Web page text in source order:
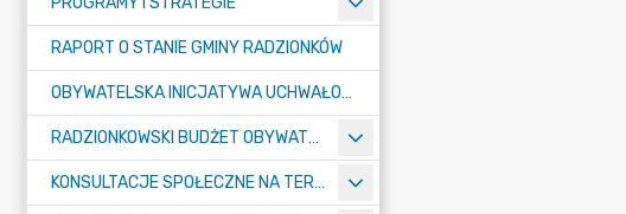
RAPORT O STANIE GMINY RADZIONKÓW
OBYWATELSKA INICJATYWA UCHWAŁODAWCZA
RADZIONKOWSKI BUDŻET OBYWATELSKI
KONSULTACJE SPOŁECZNE NA TERENIE MIASTA RADZIONKÓW